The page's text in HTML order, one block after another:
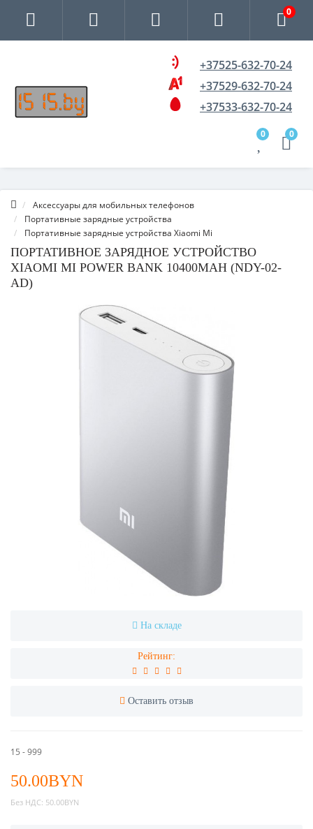
0
+37525-632-70-24
+37529-632-70-24
+37533-632-70-24
0 0
Аксессуары для мобильных телефонов
Портативные зарядные устройства
Портативные зарядные устройства Xiaomi Mi
ПОРТАТИВНОЕ ЗАРЯДНОЕ УСТРОЙСТВО
XIAOMI MI POWER BANK 10400MAH (NDY-02-
AD)
На складе
Рейтинг:
Оставить отзыв
15 - 999
50.00BYN
Без НДС: 50.00BYN